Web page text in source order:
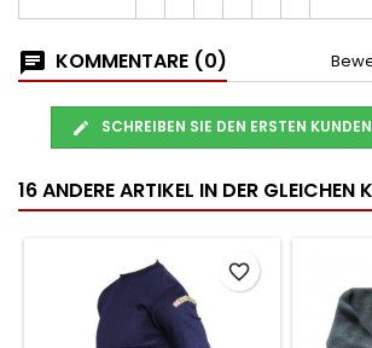
KOMMENTARE (0)
SCHREIBEN SIE DEN ERSTEN
16 ANDERE ARTIKEL IN DER GLEICHEN
favorite_border